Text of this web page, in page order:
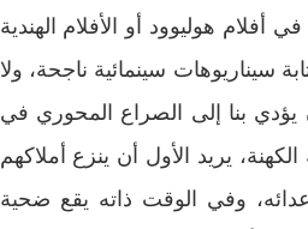
أفلام هوليوود أو الأفلام الهندية
سيناريوهات سينمائية ناجحة، ولا
يؤدي بنا إلى الصراع المحوري في
يريد الأول أن ينزع أملاكهم
وفي الوقت ذاته يقع ضحية